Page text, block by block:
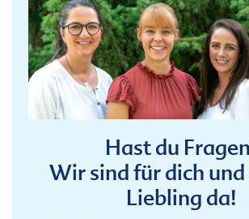
Hast du
Wir sind für dich
Liebling da!